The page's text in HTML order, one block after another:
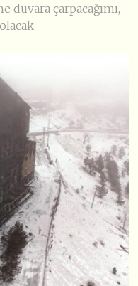
duvara çarpacağımı,